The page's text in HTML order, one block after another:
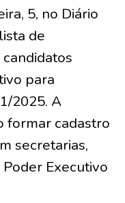
5, no Diário
de
para
2025. A
formar cadastro
secretarias,
Executivo